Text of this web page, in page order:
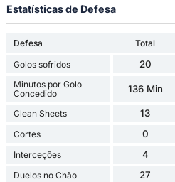
Estatísticas de Defesa
Defesa Total
Golos sofridos
20
Minutos por Golo
Concedido
136 Min
Clean Sheets 13
Cortes 0
Interceções 4
Duelos no Chão 27